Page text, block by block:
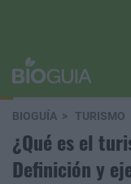
BIOGUÍA TURISMO
¿Qué es el
Definición y